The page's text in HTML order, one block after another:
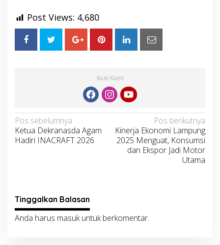
Post Views: 4,680
Ikuti Kami
Navigasi
pos
Pos sebelumnya
Ketua Dekranasda Agam
Hadiri INACRAFT 2026
Pos berikutnya
Kinerja Ekonomi Lampung
2025 Menguat, Konsumsi
dan Ekspor Jadi Motor
Utama
Tinggalkan Balasan
Anda harus masukuntuk berkomentar.